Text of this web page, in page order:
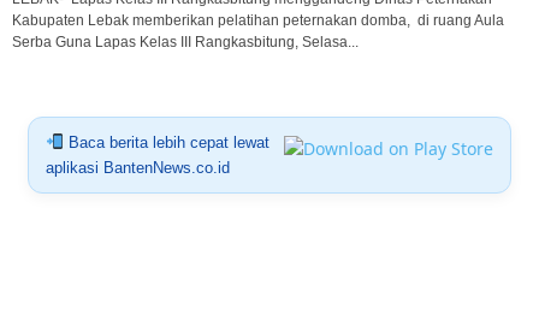
Kabupaten Lebak memberikan pelatihan peternakan domba, di ruang Aula
Serba Guna Lapas Kelas III Rangkasbitung, Selasa...
Baca berita lebih cepat lewat
aplikasi BantenNews.co.id